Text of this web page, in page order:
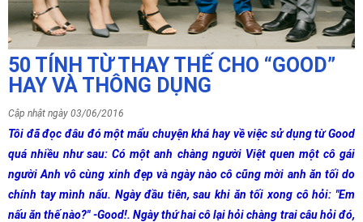
50 TÍNH TỪ THAY THẾ CHO “GOOD”
HAY VÀ THÔNG DỤNG
Cập nhật ngày 03/06/2016
Tôi đã đọc đâu đó một mẩu chuyện khá hay về việc sử dụng từ Good
quá nhiều như sau: Có một anh chàng người Việt quen một cô gái
người Anh vô cùng xinh đẹp và ngày nào cô cũng mời anh ăn tối do
chính tay mình nấu. Ngày đầu tiên, sau khi ăn tối xong cô hỏi: "Em
nấu ăn thế nào?" -Good!. Ngày thứ hai cô lại hỏi chàng trai câu hỏi đó,